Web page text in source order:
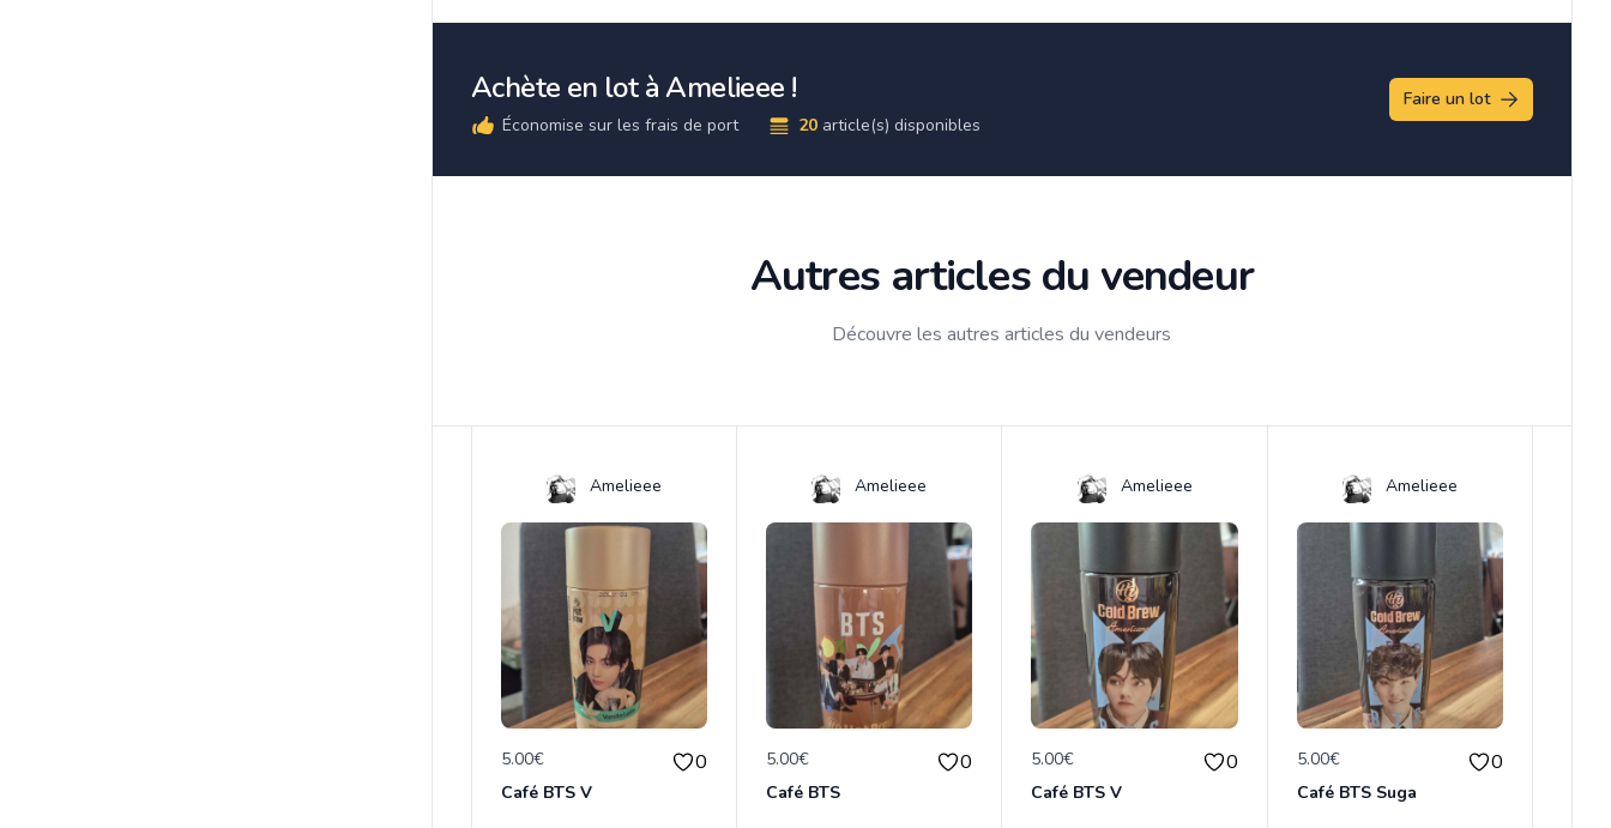
Achète en lot à Amelieee !
Économise sur les frais de port 20 article(s) disponibles
Faire un lot
Autres articles du vendeur
Découvre les autres articles du vendeurs
Amelieee
5.00€ 0
Café BTS V
Amelieee
5.00€ 0
Café BTS
Amelieee
5.00€ 0
Café BTS V
Amelieee
5.00€ 0
Café BTS Suga